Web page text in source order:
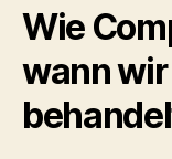
Wie
wann